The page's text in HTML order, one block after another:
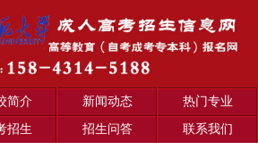
简介 新闻动态 热门专业
招生 招生问答 联系我们